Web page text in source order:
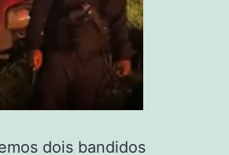
dois bandidos